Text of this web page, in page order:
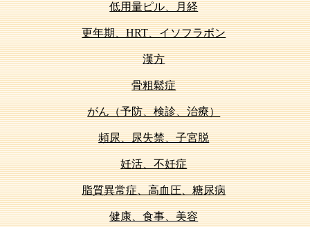
低用量ピル、月経
更年期、HRT、イソフラボン
漢方
骨粗鬆症
がん（予防、検診、治療）
頻尿、尿失禁、子宮脱
妊活、不妊症
脂質異常症、高血圧、糖尿病
健康、食事、美容